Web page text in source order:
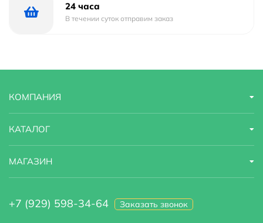
Коллекция Logis
Модель Logis 71131000
Назначение
Область применения
Стандарт подводки 3/8"
Стилистика дизайна современный
24 часа
В течении суток отправим заказ
КОМПАНИЯ
КАТАЛОГ
МАГАЗИН
+7 (929) 598-34-64 Заказать звонок